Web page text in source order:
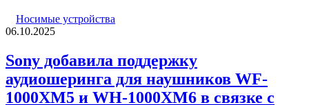
Носимые устройства
06.10.2025
Sony добавила поддержку
аудиошеринга для наушников WF-
1000XM5 и WH-1000XM6 в связке с